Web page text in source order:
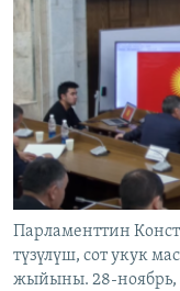
ЭЖЕ-СИҢДИЛЕР
ЫҢГАЙСЫЗ
ОНЛАЙН ШЕРИНЕ
ЭЕ/АРнун
Парламенттин
түзүлүш, сот укук
жыйыны. 28-ноябрь,